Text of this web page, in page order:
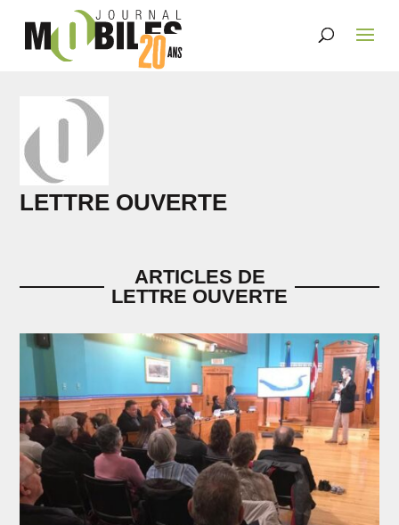
LETTRE OUVERTE
ARTICLES DE
LETTRE OUVERTE